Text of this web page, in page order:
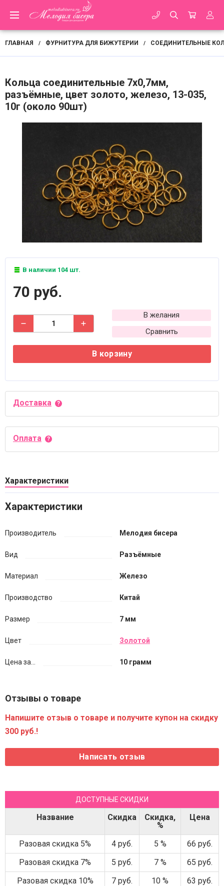
ГЛАВНАЯ / ФУРНИТУРА ДЛЯ БИЖУТЕРИИ / СОЕДИНИТЕЛЬНЫЕ
Кольца соединительные 7х0,7мм,
разъёмные, цвет золото, железо, 13-035,
10г (около 90шт)
В наличии 104 шт.
70 руб.
В желания
Сравнить
В корзину
Доставка
Оплата
Характеристики
Характеристики
Производитель Мелодия бисера
Вид Разъёмные
Материал Железо
Производство Китай
Размер 7 мм
Цвет Золотой
Цена за... 10 грамм
Отзывы о товаре
Напишите отзыв о товаре и получите купон на скидку
300 руб.!
ДОСТУПНЫЕ СКИДКИ
Название Скидка
Скидка,
%
Цена
Разовая скидка 5% 4 руб. 5 %
66 руб.
Разовая скидка 7%
5 руб. 7 %
65 руб.
Разовая скидка 10%
7 руб. 10 %
63 руб.